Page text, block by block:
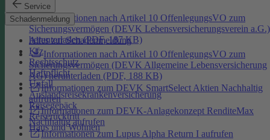
Service
Schadenmeldung
Alles zur Schadenmeldung
Kfz
Rechtsschutz
Haftpflicht
Unfall
Auslandsreisekrankenversicherung
Reisegepäck
Reiserücktritt
Haus und Wohnen
Informationen nach Artikel 10 OffenlegungsVO zum
Sicherungsvermögen (DEVK Lebensversicherungsverein a.G.)
herunterladen (PDF, 187 KB)
Informationen nach Artikel 10 OffenlegungsVO zum
Sicherungsvermögen (DEVK Allgemeine Lebensversicherung
AG) herunterladen (PDF, 188 KB)
Informationen zum DEVK SmartSelect Aktien Nachhaltig
aufrufen
Informationen zum DEVK-Anlagekonzept RenditeMax
Nachhaltig aufrufen
Informationen zum Lupus Alpha Return I aufrufen